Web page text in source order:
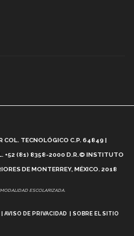
Educativo Tec? (video)
e Inteligencia Artificial, Paola
COL. TECNOLÓGICO C.P. 64849 |
+52 (81) 8358-2000 D.R.© INSTITUTO
DE MONTERREY, MÉXICO. 2018
ESCOLARIZADA.
AVISO DE PRIVACIDAD SOBRE EL SITIO